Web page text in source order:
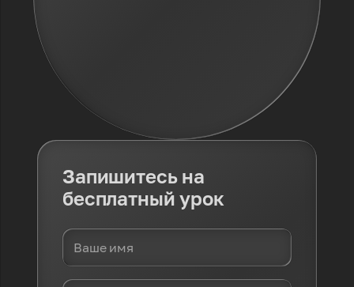
Запишитесь на
бесплатный урок